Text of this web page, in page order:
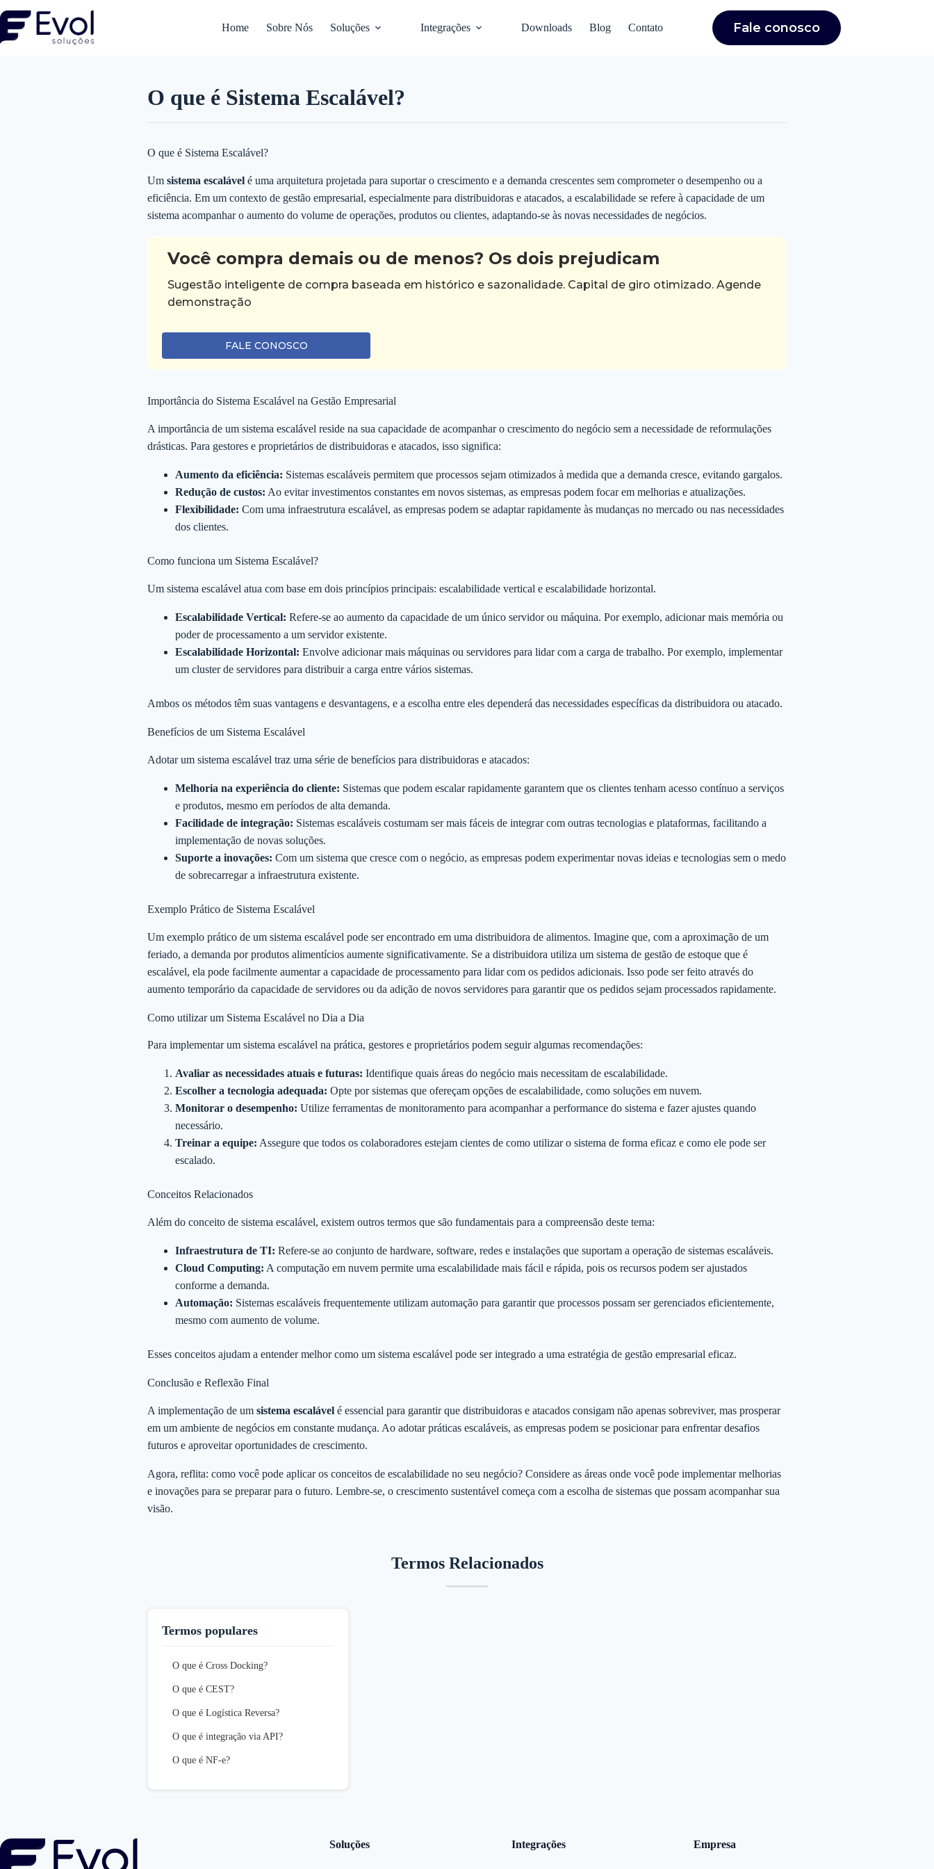
para
conteúdo
Home Sobre Nós Soluções Integrações Downloads Blog Contato Fale conosco
O que é Sistema Escalável?
O que é Sistema Escalável?
Um sistema escalável é uma arquitetura projetada para suportar o crescimento e a demanda crescentes sem comprometer o desempenho ou a
eficiência. Em um contexto de gestão empresarial, especialmente para distribuidoras e atacados, a escalabilidade se refere à capacidade de um
sistema acompanhar o aumento do volume de operações, produtos ou clientes, adaptando-se às novas necessidades de negócios.
Você compra demais ou de menos? Os dois prejudicam
Sugestão inteligente de compra baseada em histórico e sazonalidade. Capital de giro otimizado. Agende
demonstração
FALE CONOSCO
Importância do Sistema Escalável na Gestão Empresarial
A importância de um sistema escalável reside na sua capacidade de acompanhar o crescimento do negócio sem a necessidade de reformulações
drásticas. Para gestores e proprietários de distribuidoras e atacados, isso significa:
Aumento da eficiência: Sistemas escaláveis permitem que processos sejam otimizados à medida que a demanda cresce, evitando gargalos.
Redução de custos: Ao evitar investimentos constantes em novos sistemas, as empresas podem focar em melhorias e atualizações.
Flexibilidade: Com uma infraestrutura escalável, as empresas podem se adaptar rapidamente às mudanças no mercado ou nas necessidades
dos clientes.
Como funciona um Sistema Escalável?
Um sistema escalável atua com base em dois princípios principais: escalabilidade vertical e escalabilidade horizontal.
Escalabilidade Vertical: Refere-se ao aumento da capacidade de um único servidor ou máquina. Por exemplo, adicionar mais memória ou
poder de processamento a um servidor existente.
Escalabilidade Horizontal: Envolve adicionar mais máquinas ou servidores para lidar com a carga de trabalho. Por exemplo, implementar
um cluster de servidores para distribuir a carga entre vários sistemas.
Ambos os métodos têm suas vantagens e desvantagens, e a escolha entre eles dependerá das necessidades específicas da distribuidora ou atacado.
Benefícios de um Sistema Escalável
Adotar um sistema escalável traz uma série de benefícios para distribuidoras e atacados:
Melhoria na experiência do cliente: Sistemas que podem escalar rapidamente garantem que os clientes tenham acesso contínuo a serviços
e produtos, mesmo em períodos de alta demanda.
Facilidade de integração: Sistemas escaláveis costumam ser mais fáceis de integrar com outras tecnologias e plataformas, facilitando a
implementação de novas soluções.
Suporte a inovações: Com um sistema que cresce com o negócio, as empresas podem experimentar novas ideias e tecnologias sem o medo
de sobrecarregar a infraestrutura existente.
Exemplo Prático de Sistema Escalável
Um exemplo prático de um sistema escalável pode ser encontrado em uma distribuidora de alimentos. Imagine que, com a aproximação de um
feriado, a demanda por produtos alimentícios aumente significativamente. Se a distribuidora utiliza um sistema de gestão de estoque que é
escalável, ela pode facilmente aumentar a capacidade de processamento para lidar com os pedidos adicionais. Isso pode ser feito através do
aumento temporário da capacidade de servidores ou da adição de novos servidores para garantir que os pedidos sejam processados rapidamente.
Como utilizar um Sistema Escalável no Dia a Dia
Para implementar um sistema escalável na prática, gestores e proprietários podem seguir algumas recomendações:
Avaliar as necessidades atuais e futuras: Identifique quais áreas do negócio mais necessitam de escalabilidade.
Escolher a tecnologia adequada: Opte por sistemas que ofereçam opções de escalabilidade, como soluções em nuvem.
Monitorar o desempenho: Utilize ferramentas de monitoramento para acompanhar a performance do sistema e fazer ajustes quando
necessário.
Treinar a equipe: Assegure que todos os colaboradores estejam cientes de como utilizar o sistema de forma eficaz e como ele pode ser
escalado.
Conceitos Relacionados
Além do conceito de sistema escalável, existem outros termos que são fundamentais para a compreensão deste tema:
Infraestrutura de TI: Refere-se ao conjunto de hardware, software, redes e instalações que suportam a operação de sistemas escaláveis.
Cloud Computing: A computação em nuvem permite uma escalabilidade mais fácil e rápida, pois os recursos podem ser ajustados
conforme a demanda.
Automação: Sistemas escaláveis frequentemente utilizam automação para garantir que processos possam ser gerenciados eficientemente,
mesmo com aumento de volume.
Esses conceitos ajudam a entender melhor como um sistema escalável pode ser integrado a uma estratégia de gestão empresarial eficaz.
Conclusão e Reflexão Final
A implementação de um sistema escalável é essencial para garantir que distribuidoras e atacados consigam não apenas sobreviver, mas prosperar
em um ambiente de negócios em constante mudança. Ao adotar práticas escaláveis, as empresas podem se posicionar para enfrentar desafios
futuros e aproveitar oportunidades de crescimento.
Agora, reflita: como você pode aplicar os conceitos de escalabilidade no seu negócio? Considere as áreas onde você pode implementar melhorias
e inovações para se preparar para o futuro. Lembre-se, o crescimento sustentável começa com a escolha de sistemas que possam acompanhar sua
visão.
Termos Relacionados
Termos populares
O que é Cross Docking?
O que é CEST?
O que é Logística Reversa?
O que é integração via API?
O que é NF-e?
Soluções Integrações Empresa